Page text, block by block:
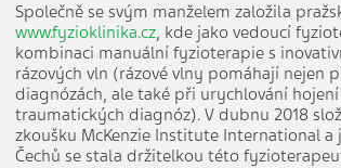
Společně se svým manželem založila
www.fyzioklinika.cz, kde jako vedoucí
kombinaci manuální fyzioterapie s
rázových vln (rázové vlny pomáhají nejen
diagnózách, ale také při urychlování hojení
traumatických diagnóz). V dubnu 2018
zkoušku McKenzie Institute International a
Čechů se stala držitelkou této